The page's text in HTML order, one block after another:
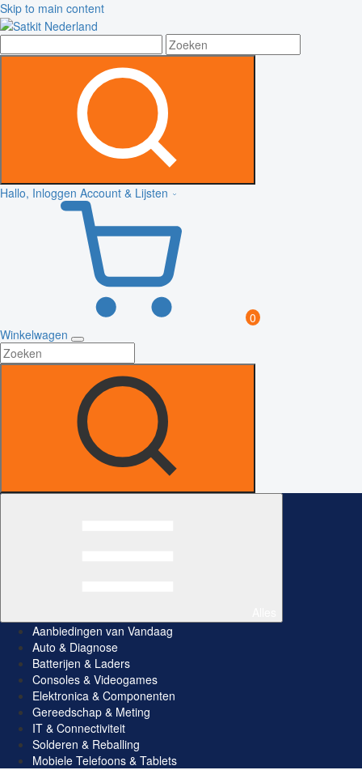
Skip to main content
Hallo, Inloggen Account & Lijsten
0
Winkelwagen
Aanbiedingen van Vandaag
Auto & Diagnose
Batterijen & Laders
Consoles & Videogames
Elektronica & Componenten
Gereedschap & Meting
IT & Connectiviteit
Solderen & Reballing
Mobiele Telefoons & Tablets